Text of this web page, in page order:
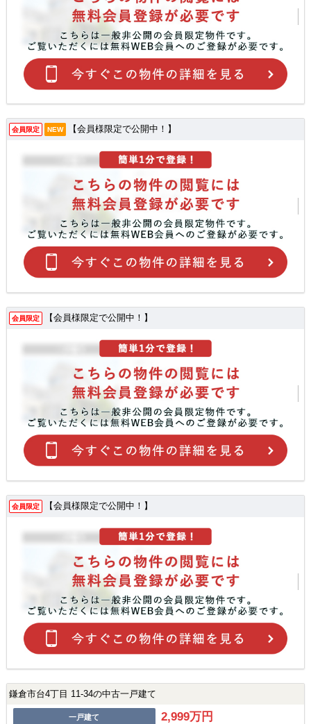
会員限定 NEW 【会員様限定で公開中！】
会員限定 【会員様限定で公開中！】
会員限定 【会員様限定で公開中！】
鎌倉市台4丁目 11-34の中古一戸建て
一戸建て 2,999万円